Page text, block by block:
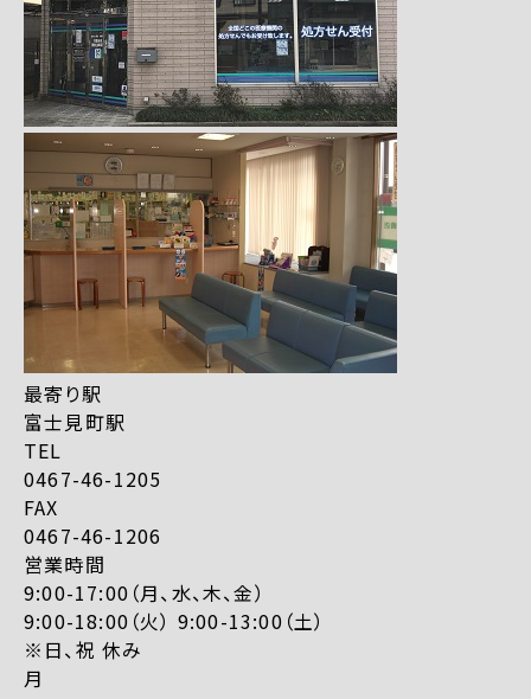
最寄り駅
富士見町駅
TEL
0467-46-1205
FAX
0467-46-1206
営業時間
9:00-17:00（月、水、木、金）
9:00-18:00（火） 9:00-13:00（土）
※日、祝 休み
月